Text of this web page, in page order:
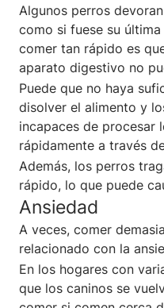
Algunos perros
como si fuese su
comer tan rápido es
aparato digestivo no
Puede que no haya
disolver el alimento y
incapaces de procesar
rápidamente a través
Además, los perros
rápido, lo que puede
Ansiedad
A veces, comer
relacionado con la
En los hogares con
que los caninos se